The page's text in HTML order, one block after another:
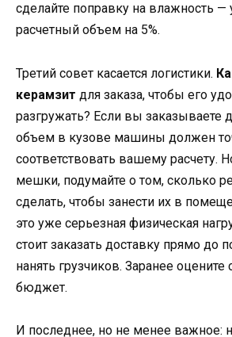
сделайте поправку на влажность —
расчетный объем на 5%.
Третий совет касается логистики.
керамзит для заказа, чтобы его
разгружать? Если вы заказываете
объем в кузове машины должен
соответствовать вашему расчету.
мешки, подумайте о том, сколько
сделать, чтобы занести их в
это уже серьезная физическая
стоит заказать доставку прямо до
нанять грузчиков. Заранее
бюджет.
И последнее, но не менее важное: